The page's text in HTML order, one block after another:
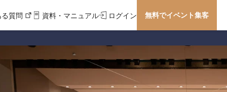
質問 資料・マニュアル ログイン 無料でイベント集客